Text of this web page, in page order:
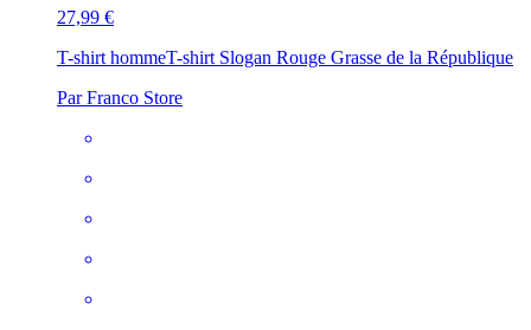
27,99 €
T-shirt hommeT-shirt Slogan Rouge Grasse de la République
Par Franco Store